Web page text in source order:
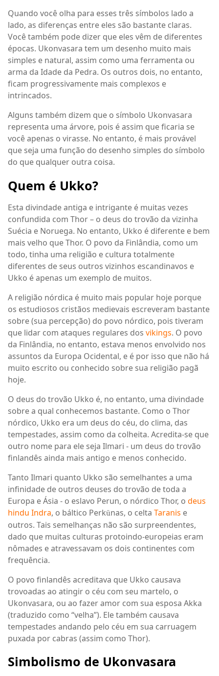
Quando você olha para esses três símbolos lado a
lado, as diferenças entre eles são bastante claras.
Você também pode dizer que eles vêm de diferentes
épocas. Ukonvasara tem um desenho muito mais
simples e natural, assim como uma ferramenta ou
arma da Idade da Pedra. Os outros dois, no entanto,
ficam progressivamente mais complexos e
intrincados.
Alguns também dizem que o símbolo Ukonvasara
representa uma árvore, pois é assim que ficaria se
você apenas o virasse. No entanto, é mais provável
que seja uma função do desenho simples do símbolo
do que qualquer outra coisa.
Quem é Ukko?
Esta divindade antiga e intrigante é muitas vezes
confundida com Thor – o deus do trovão da vizinha
Suécia e Noruega. No entanto, Ukko é diferente e bem
mais velho que Thor. O povo da Finlândia, como um
todo, tinha uma religião e cultura totalmente
diferentes de seus outros vizinhos escandinavos e
Ukko é apenas um exemplo de muitos.
A religião nórdica é muito mais popular hoje porque
os estudiosos cristãos medievais escreveram bastante
sobre (sua percepção) do povo nórdico, pois tiveram
que lidar com ataques regulares dos vikings. O povo
da Finlândia, no entanto, estava menos envolvido nos
assuntos da Europa Ocidental, e é por isso que não há
muito escrito ou conhecido sobre sua religião pagã
hoje.
O deus do trovão Ukko é, no entanto, uma divindade
sobre a qual conhecemos bastante. Como o Thor
nórdico, Ukko era um deus do céu, do clima, das
tempestades, assim como da colheita. Acredita-se que
outro nome para ele seja Ilmari - um deus do trovão
finlandês ainda mais antigo e menos conhecido.
Tanto Ilmari quanto Ukko são semelhantes a uma
infinidade de outros deuses do trovão de toda a
Europa e Ásia - o eslavo Perun, o nórdico Thor, o deus
hindu Indra, o báltico Perkūnas, o celta Taranis e
outros. Tais semelhanças não são surpreendentes,
dado que muitas culturas protoindo-europeias eram
nômades e atravessavam os dois continentes com
frequência.
O povo finlandês acreditava que Ukko causava
trovoadas ao atingir o céu com seu martelo, o
Ukonvasara, ou ao fazer amor com sua esposa Akka
(traduzido como “velha”). Ele também causava
tempestades andando pelo céu em sua carruagem
puxada por cabras (assim como Thor).
Simbolismo de Ukonvasara